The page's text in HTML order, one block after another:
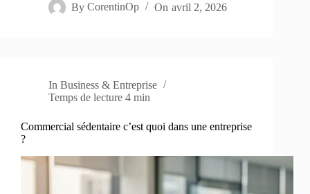
By CorentinOp On avril 2, 2026
In Business & Entreprise
Temps de lecture 4 min
Commercial sédentaire c’est quoi dans une entreprise
?